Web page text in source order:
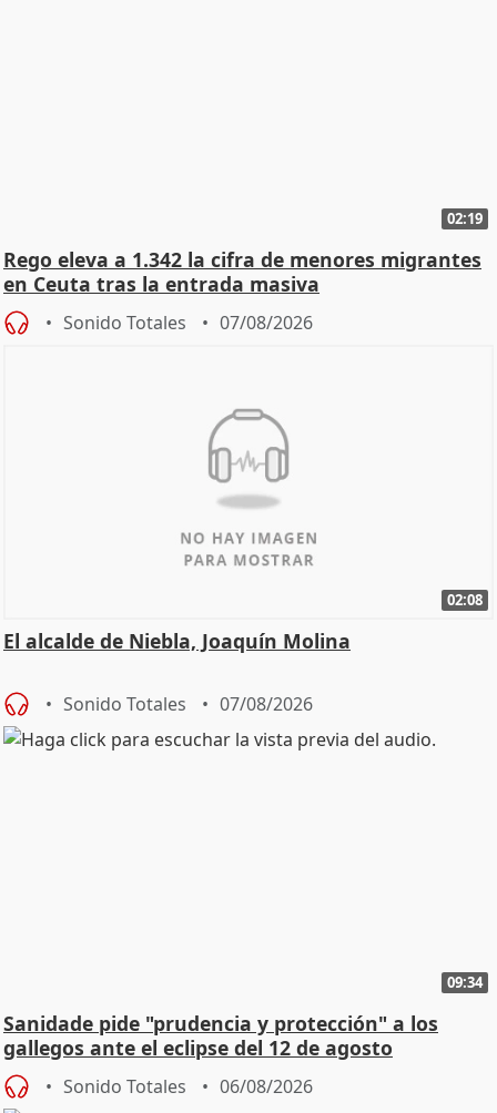
02:19
Rego eleva a 1.342 la cifra de menores migrantes
en Ceuta tras la entrada masiva
Sonido Totales 07/08/2026
02:08
El alcalde de Niebla, Joaquín Molina
Sonido Totales 07/08/2026
09:34
Sanidade pide "prudencia y protección" a los
gallegos ante el eclipse del 12 de agosto
Sonido Totales 06/08/2026